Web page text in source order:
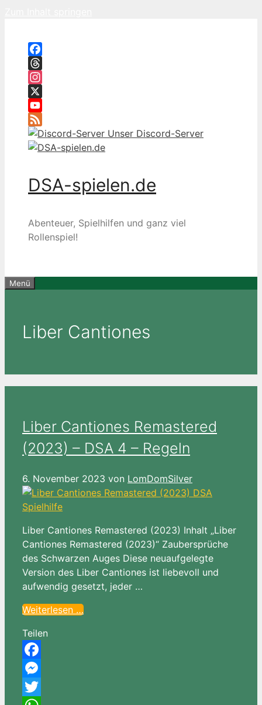
Facebook
Threads
Instagram
X
YouTube
Feed
Unser Discord-Server
DSA-spielen.de
Abenteuer, Spielhilfen und ganz viel
Rollenspiel!
Menü
Liber Cantiones
Liber Cantiones Remastered
(2023) – DSA 4 – Regeln
6. November 2023 von LomDomSilver
Liber Cantiones Remastered (2023) Inhalt „Liber
Cantiones Remastered (2023)“ Zaubersprüche
des Schwarzen Auges Diese neuaufgelegte
Version des Liber Cantiones ist liebevoll und
aufwendig gesetzt, jeder …
Weiterlesen …
Teilen
Facebook
Messenger